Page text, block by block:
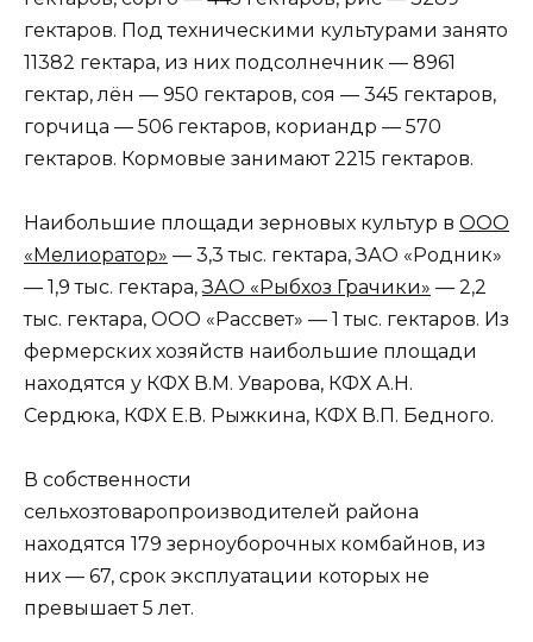
гектаров. Под техническими культурами занято
11382 гектара, из них подсолнечник — 8961
гектар, лён — 950 гектаров, соя — 345 гектаров,
горчица — 506 гектаров, кориандр — 570
гектаров. Кормовые занимают 2215 гектаров.
Наибольшие площади зерновых культур в ООО
«Мелиоратор» — 3,3 тыс. гектара, ЗАО «Родник»
— 1,9 тыс. гектара,ЗАО «Рыбхоз Грачики» — 2,2
тыс. гектара, ООО «Рассвет» — 1 тыс. гектаров. Из
фермерских хозяйств наибольшие площади
находятся у КФХ В.М. Уварова, КФХ А.Н.
Сердюка, КФХ Е.В. Рыжкина, КФХ В.П. Бедного.
В собственности
сельхозтоваропроизводителей района
находятся 179 зерноуборочных комбайнов, из
них — 67, срок эксплуатации которых не
превышает 5 лет.